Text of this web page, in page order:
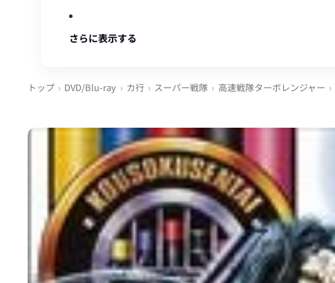
さらに表示する
トップ DVD/Blu-ray カ行 スーパー戦隊 高速戦隊ターボレンジャー